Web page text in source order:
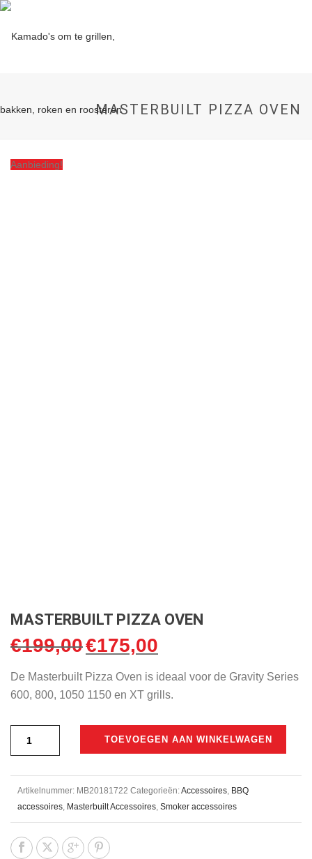
MASTERBUILT PIZZA OVEN
Aanbieding!
MASTERBUILT PIZZA OVEN
€199,00 Oorspronkelijke
was:
€199,00.
€175,00
is:
€175,00.
De Masterbuilt Pizza Oven is ideaal voor de Gravity Series
600, 800, 1050 1150 en XT grills.
TOEVOEGEN AAN WINKELWAGEN
Artikelnummer: MB20181722 Categorieën:Accessoires, BBQ
accessoires, Masterbuilt Accessoires, Smoker accessoires